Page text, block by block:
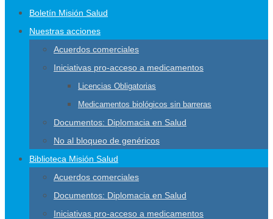
Boletín Misión Salud
Nuestras acciones
Acuerdos comerciales
Iniciativas pro-acceso a medicamentos
Licencias Obligatorias
Medicamentos biológicos sin barreras
Documentos: Diplomacia en Salud
No al bloqueo de genéricos
Biblioteca Misión Salud
Acuerdos comerciales
Documentos: Diplomacia en Salud
Iniciativas pro-acceso a medicamentos